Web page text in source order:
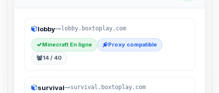
lobby lobby.boxtoplay.com
Minecraft En ligne
Proxy compatible
14 / 40
survival survival.boxtoplay.com